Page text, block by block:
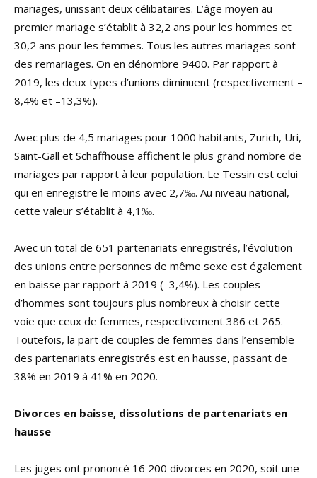
mariages, unissant deux célibataires. L’âge moyen au
premier mariage s’établit à 32,2 ans pour les hommes et
30,2 ans pour les femmes. Tous les autres mariages sont
des remariages. On en dénombre 9400. Par rapport à
2019, les deux types d’unions diminuent (respectivement –
8,4% et –13,3%).
Avec plus de 4,5 mariages pour 1000 habitants, Zurich, Uri,
Saint-Gall et Schaffhouse affichent le plus grand nombre de
mariages par rapport à leur population. Le Tessin est celui
qui en enregistre le moins avec 2,7‰. Au niveau national,
cette valeur s’établit à 4,1‰.
Avec un total de 651 partenariats enregistrés, l’évolution
des unions entre personnes de même sexe est également
en baisse par rapport à 2019 (–3,4%). Les couples
d’hommes sont toujours plus nombreux à choisir cette
voie que ceux de femmes, respectivement 386 et 265.
Toutefois, la part de couples de femmes dans l’ensemble
des partenariats enregistrés est en hausse, passant de
38% en 2019 à 41% en 2020.
Divorces en baisse, dissolutions de partenariats en
hausse
Les juges ont prononcé 16 200 divorces en 2020, soit une